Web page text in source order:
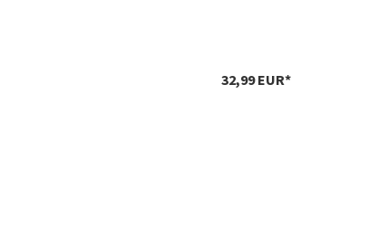
32,99 EUR*